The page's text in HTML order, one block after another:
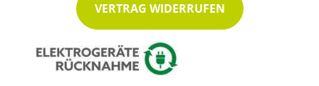
VERTRAG WIDERRUFEN